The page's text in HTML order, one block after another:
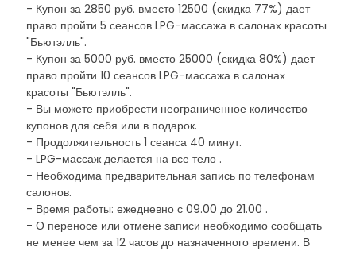
- Купон за 2850 руб. вместо 12500 (скидка 77%) дает
право пройти 5 сеансов LPG-массажа в салонах красоты
"Бьютэлль".
- Купон за 5000 руб. вместо 25000 (скидка 80%) дает
право пройти 10 сеансов LPG-массажа в салонах
красоты "Бьютэлль".
- Вы можете приобрести неограниченное количество
купонов для себя или в подарок.
- Продолжительность 1 сеанса 40 минут.
- LPG-массаж делается на все тело .
- Необходима предварительная запись по телефонам
салонов.
- Время работы: ежедневно с 09.00 до 21.00 .
- О переносе или отмене записи необходимо сообщать
не менее чем за 12 часов до назначенного времени. В